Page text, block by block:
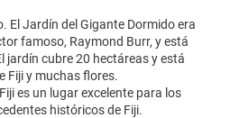
El Jardín del Gigante Dormido era
famoso, Raymond Burr, y está
jardín cubre 20 hectáreas y está
Fiji y muchas flores.
es un lugar excelente para los
históricos de Fiji.